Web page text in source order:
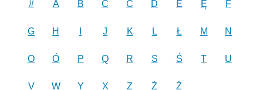
# A B C Ć D E Ę F
G H J K L Ł M N
O Ó P Q R S Ś T U
V W Y X Z Ż Ź